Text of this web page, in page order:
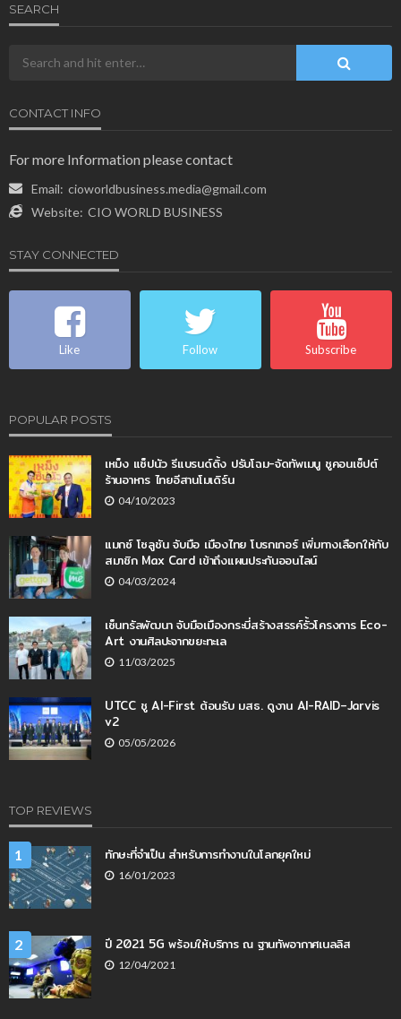
SEARCH
CONTACT INFO
For more Information please contact
Email: cioworldbusiness.media@gmail.com
Website: CIO WORLD BUSINESS
STAY CONNECTED
Like Follow Subscribe
POPULAR POSTS
เหม็ง แซ็ปนัว รีแบรนด์ดิ้ง ปรับโฉม-จัดทัพเมนู ชูคอนเซ็ปต์
ร้านอาหาร ไทยอีสานโมเดิร์น
04/10/2023
แมกซ์ โซลูชัน จับมือ เมืองไทย โบรกเกอร์ เพิ่มทางเลือกให้กับ
สมาชิก Max Card เข้าถึงแผนประกันออนไลน์
04/03/2024
เซ็นทรัลพัฒนา จับมือเมืองกระบี่สร้างสรรค์รั้วโครงการ Eco-
Art งานศิลปะจากขยะทะเล
11/03/2025
UTCC ชู AI-First ต้อนรับ มสธ. ดูงาน AI-RAID–Jarvis
v2
05/05/2026
TOP REVIEWS
1 ทักษะที่จำเป็น สำหรับการทำงานในโลกยุคใหม่
16/01/2023
2 ปี 2021 5G พร้อมให้บริการ ณ ฐานทัพอากาศเนลลิส
12/04/2021